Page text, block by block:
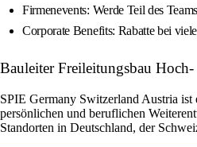
Firmenevents: Werde Teil des
Corporate Benefits: Rabatte bei
Bauleiter Freileitungsbau
SPIE Germany Switzerland Austria
persönlichen und beruflichen
Standorten in Deutschland, der